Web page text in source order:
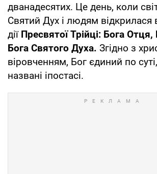
дванадесятих. Це день, коли
Святий Дух і людям відкрилася
дії Пресвятої Трійці: Бога Отця,
Бога Святого Духа. Згідно з
віровченням, Бог єдиний по
названі іпостасі.